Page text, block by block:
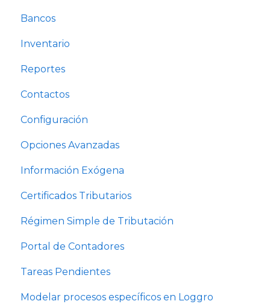
Bancos
Inventario
Reportes
Contactos
Configuración
Opciones Avanzadas
Información Exógena
Certificados Tributarios
Régimen Simple de Tributación
Portal de Contadores
Tareas Pendientes
Modelar procesos específicos en Loggro